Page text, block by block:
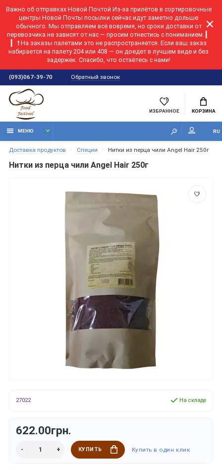
Важно об отправках Новой Почтой Из-за прилётов в сортировочные
центры Новой Почты посылки сейчас идут заметно дольше
обычного. Мы отправляем всё вовремя, но сроки доставки от
перевозчика не зависят от нас — просим отнестись с пониманием. ▎
▎ ❗ На заказы палетами это не распространяется. Если ваш заказ
набирается на палету 204 или 408 — он доедет в лучшем виде и без
задержек. Спасибо, что остаётесь с нами!
(093)067-39-70 Обратный звонок
ИЗБРАННОЕ КОРЗИНА
МЕНЮ RU
Доставка продуктов Специи Нитки из перца чили Angel Hair 250г
Нитки из перца чили Angel Hair 250г
27022 На складе
622.00грн.
КУПИТЬ Купить в один клик